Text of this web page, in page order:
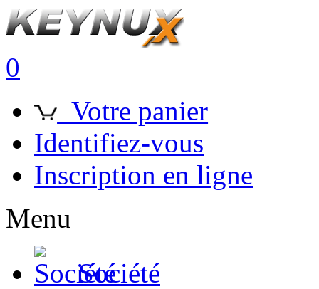
0
Votre panier
Identifiez-vous
Inscription en ligne
Menu
Société